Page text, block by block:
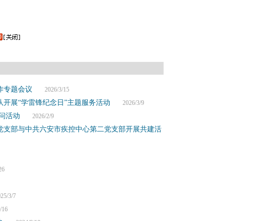
专题会议 2026/3/15
展“学雷锋纪念日”主题服务活动 2026/3/9
活动 2026/2/9
部与中共六安市疾控中心第二党支部开展共建活
3/7